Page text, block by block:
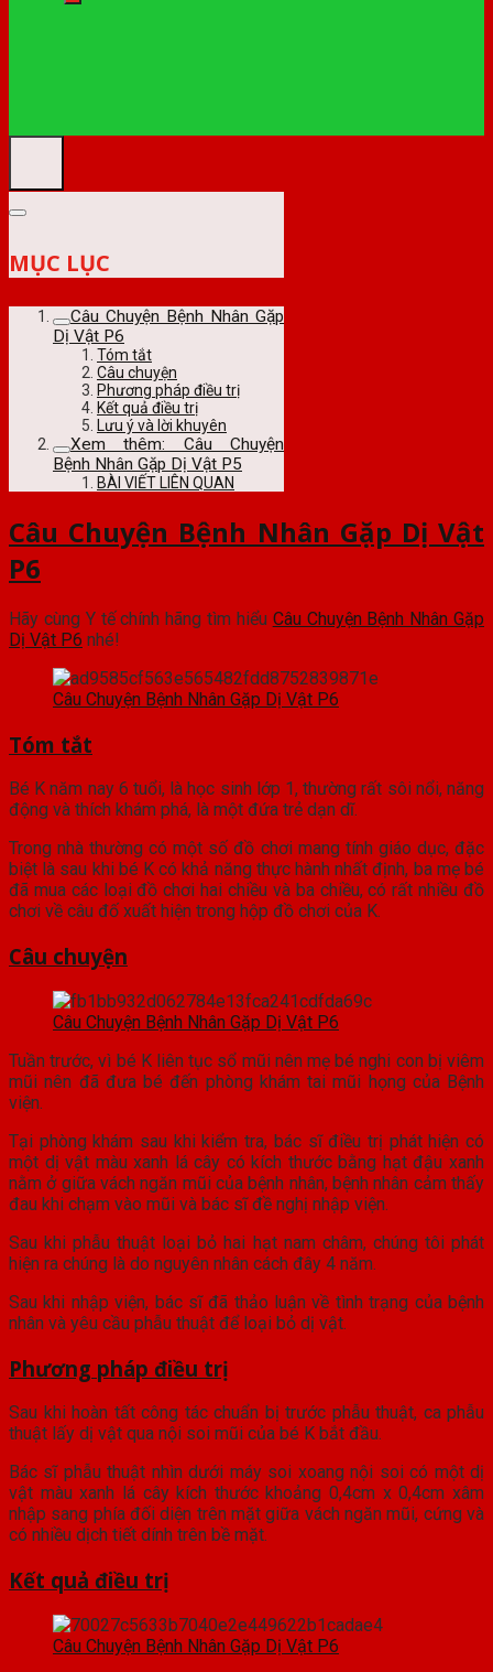
MỤC LỤC
Câu Chuyện Bệnh Nhân Gặp
Dị Vật P6
Tóm tắt
Câu chuyện
Phương pháp điều trị
Kết quả điều trị
Lưu ý và lời khuyên
Xem thêm: Câu Chuyện
Bệnh Nhân Gặp Dị Vật P5
BÀI VIẾT LIÊN QUAN
Câu Chuyện Bệnh Nhân Gặp Dị Vật
P6
Hãy cùng Y tế chính hãng tìm hiểu Câu Chuyện Bệnh Nhân Gặp
Dị Vật P6 nhé!
Câu Chuyện Bệnh Nhân Gặp Dị Vật P6
Tóm tắt
Bé K năm nay 6 tuổi, là học sinh lớp 1, thường rất sôi nổi, năng
động và thích khám phá, là một đứa trẻ dạn dĩ.
Trong nhà thường có một số đồ chơi mang tính giáo dục, đặc
biệt là sau khi bé K có khả năng thực hành nhất định, ba mẹ bé
đã mua các loại đồ chơi hai chiều và ba chiều, có rất nhiều đồ
chơi về câu đố xuất hiện trong hộp đồ chơi của K.
Câu chuyện
Câu Chuyện Bệnh Nhân Gặp Dị Vật P6
Tuần trước, vì bé K liên tục sổ mũi nên mẹ bé nghi con bị viêm
mũi nên đã đưa bé đến phòng khám tai mũi họng của Bệnh
viện.
Tại phòng khám sau khi kiểm tra, bác sĩ điều trị phát hiện có
một dị vật màu xanh lá cây có kích thước bằng hạt đậu xanh
nằm ở giữa vách ngăn mũi của bệnh nhân, bệnh nhân cảm thấy
đau khi chạm vào mũi và bác sĩ đề nghị nhập viện.
Sau khi phẫu thuật loại bỏ hai hạt nam châm, chúng tôi phát
hiện ra chúng là do nguyên nhân cách đây 4 năm.
Sau khi nhập viện, bác sĩ đã thảo luận về tình trạng của bệnh
nhân và yêu cầu phẫu thuật để loại bỏ dị vật.
Phương pháp điều trị
Sau khi hoàn tất công tác chuẩn bị trước phẫu thuật, ca phẫu
thuật lấy dị vật qua nội soi mũi của bé K bắt đầu.
Bác sĩ phẫu thuật nhìn dưới máy soi xoang nội soi có một dị
vật màu xanh lá cây kích thước khoảng 0,4cm x 0,4cm xâm
nhập sang phía đối diện trên mặt giữa vách ngăn mũi, cứng và
có nhiều dịch tiết dính trên bề mặt.
Kết quả điều trị
Câu Chuyện Bệnh Nhân Gặp Dị Vật P6